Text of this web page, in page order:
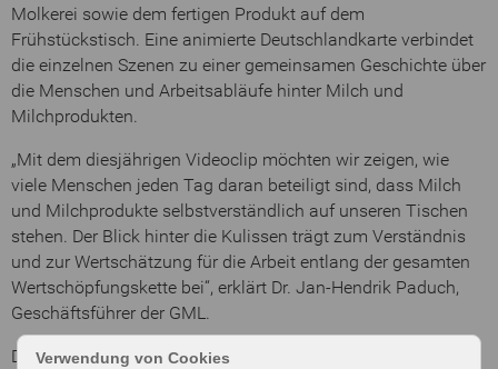
Molkerei sowie dem fertigen Produkt auf dem
Frühstückstisch. Eine animierte Deutschlandkarte verbindet
die einzelnen Szenen zu einer gemeinsamen Geschichte über
die Menschen und Arbeitsabläufe hinter Milch und
Milchprodukten.
„Mit dem diesjährigen Videoclip möchten wir zeigen, wie
viele Menschen jeden Tag daran beteiligt sind, dass Milch
und Milchprodukte selbstverständlich auf unseren Tischen
stehen. Der Blick hinter die Kulissen trägt zum Verständnis
und zur Wertschätzung für die Arbeit entlang der gesamten
Wertschöpfungskette bei“, erklärt Dr. Jan-Hendrik Paduch,
Geschäftsführer der GML.
Das Video wird auf der Webseite
Verwendung von Cookies